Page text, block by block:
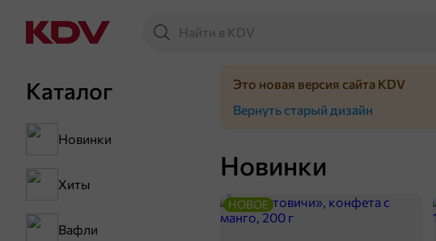
Каталог
Новинки
Хиты
Вафли
Новинки
НОВОЕ
Это новая версия сайта KDV
Вернуть старый дизайн